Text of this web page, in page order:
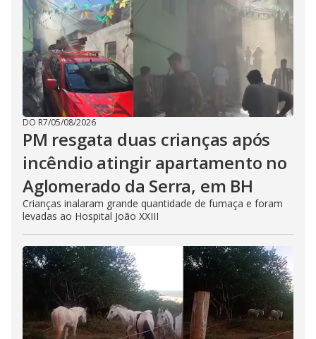
DO R7/05/08/2026
PM resgata duas crianças após
incêndio atingir apartamento no
Aglomerado da Serra, em BH
Crianças inalaram grande quantidade de fumaça e foram
levadas ao Hospital João XXIII